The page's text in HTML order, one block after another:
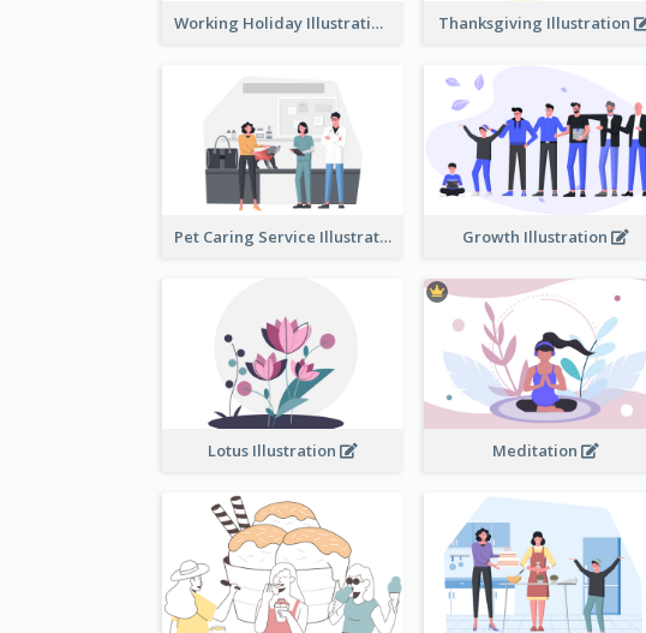
Working Holiday Illustration Thanksgiving Illustration
Pet Caring Service Illustration Growth Illustration
Lotus Illustration Meditation